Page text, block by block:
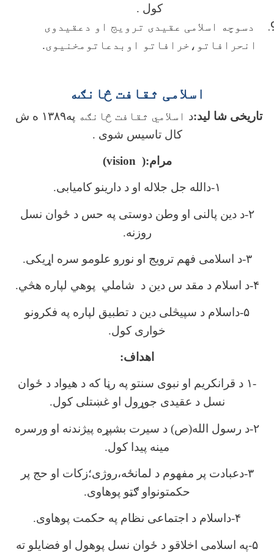
کول .
دسوچه اسلامی عقیدی ترویج او دعقیدوی
انحرافاتو،خرافاتو اوبدعاتومخنیوی.
اسلامی ثقافت څانګه
تاریخی شا لید:د اسلامي ثقافت څانګه
په۱۳۸۹ ه ش
کال تاسیس شوی .
مرام:( vision
)
۱-دالله جل جلاله او د دارینو کامیابی.
۲-د دین پالنی او وطن دوستی په حس د ځوان نسل
روزنه.
۳-د اسلامی فهم ترویج او نورو علومو سره اړیکی.
۴-د اسلام د مقد س دین د شاملي پوهي لپاره هڅي.
۵-داسلام د سپیڅلی دین د تطبیق لپاره په فکرونو
خواری کول.
اهداف:
-۱ د قرانکریم او نبوی سنتو په رڼا که د هیواد د ځوان
نسل د عقیدی جوړول او غښتلی کول.
۲-د رسول الله(ص) د سیرت بشپړه پیژندنه او ورسره
مینه پیدا کول.
۳-دعبادت پر مفهوم د لمانځه،روژی؛زکات او حج پر
حکمتونواو ګټو پوهاوی.
۴-داسلام د اجتماعی نظام په حکمت پوهاوی.
۵-په اسلامی اخلاقو د ځوان نسل پوهول او فضایلو ته